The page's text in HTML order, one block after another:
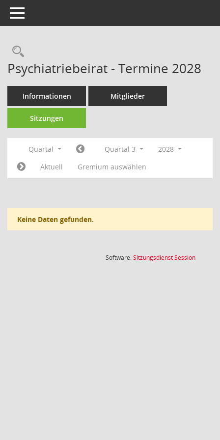
Toggle navigation
Rechercheauswahl
Psychiatriebeirat - Termine 2028
Informationen Mitglieder
Sitzungen
Quartal Quartal 3
2028
Aktuell
Gremium auswählen
Keine Daten gefunden.
Software:SitzungsdienstSession(Wird in